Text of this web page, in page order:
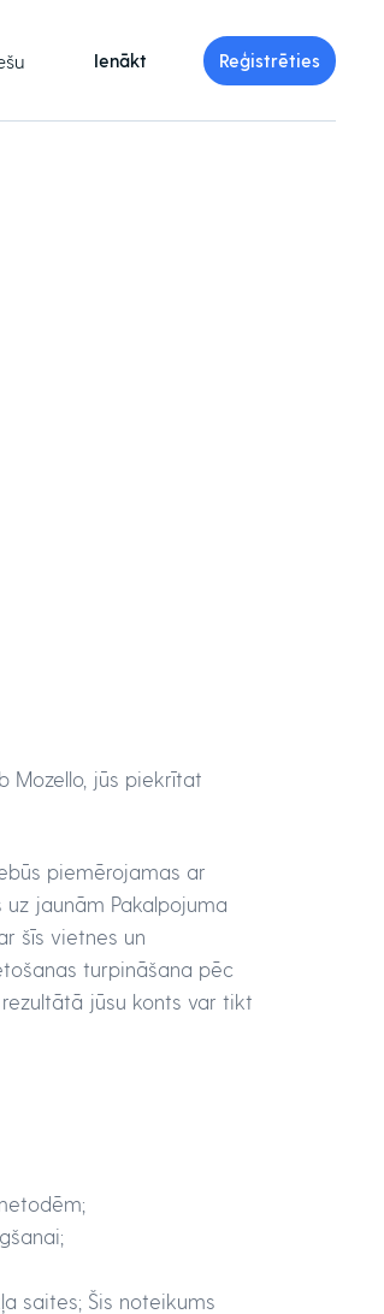
Ienākt Reģistrēties
Mozello, jūs piekrītat
piemērojamas ar
jaunām Pakalpojuma
šīs vietnes un
turpināšana pēc
jūsu konts var tikt
saites; Šis noteikums